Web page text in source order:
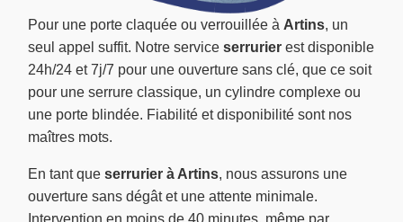
Pour une porte claquée ou verrouillée à Artins, un
seul appel suffit. Notre service serrurier est disponible
24h/24 et 7j/7 pour une ouverture sans clé, que ce soit
pour une serrure classique, un cylindre complexe ou
une porte blindée. Fiabilité et disponibilité sont nos
maîtres mots.
En tant que serrurier à Artins, nous assurons une
ouverture sans dégât et une attente minimale.